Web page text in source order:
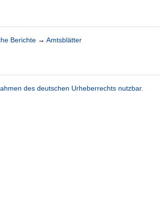
Berichte → Amtsblätter
des deutschen Urheberrechts nutzbar.